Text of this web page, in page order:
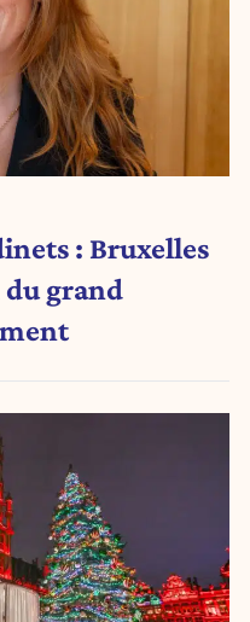
: Bruxelles
du grand